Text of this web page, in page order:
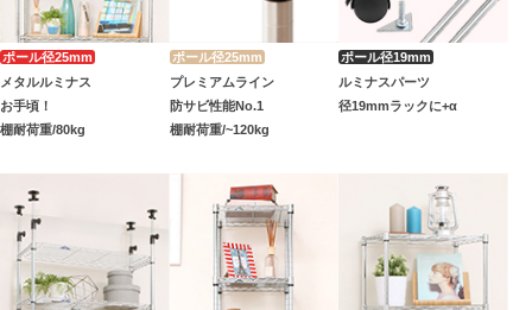
メタルルミナス
お手頃！
棚耐荷重/80kg
プレミアムライン
防サビ性能No.1
棚耐荷重/~120kg
ルミナスパーツ
径19mmラックに+α